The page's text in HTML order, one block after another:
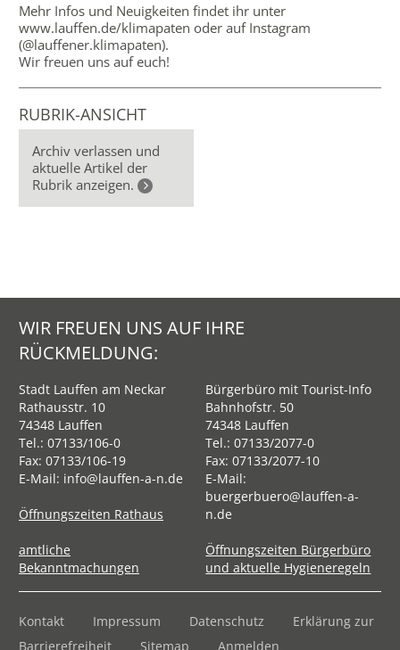
Mehr Infos und Neuigkeiten findet ihr unter
www.lauffen.de/klimapaten oder auf Instagram
(@lauffener.klimapaten).
Wir freuen uns auf euch!
RUBRIK-ANSICHT
Archiv verlassen und
aktuelle Artikel der
Rubrik anzeigen.
WIR FREUEN UNS AUF IHRE
RÜCKMELDUNG:
Stadt Lauffen am Neckar
Rathausstr. 10
74348 Lauffen
Tel.: 07133/106-0
Fax: 07133/106-19
E-Mail: info@lauffen-a-n.de
Öffnungszeiten Rathaus
amtliche
Bekanntmachungen
Bürgerbüro mit Tourist-Info
Bahnhofstr. 50
74348 Lauffen
Tel.:07133/2077-0
Fax: 07133/2077-10
E-Mail:
buergerbuero@lauffen-a-
n.de
Öffnungszeiten Bürgerbüro
und aktuelle Hygieneregeln
Kontakt Impressum Datenschutz
Erklärung zur
Barrierefreiheit
Sitemap Anmelden